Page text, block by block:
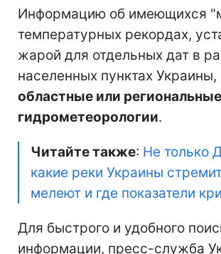
Информацию об имеющихся
температурных рекордах,
жарой для отдельных дат в
населенных пунктах Украины,
областные или
гидрометеорологии.
Читайте также: Не только
какие реки Украины
мелеют и где показатели
Для быстрого и удобного
информации, пресс-служба